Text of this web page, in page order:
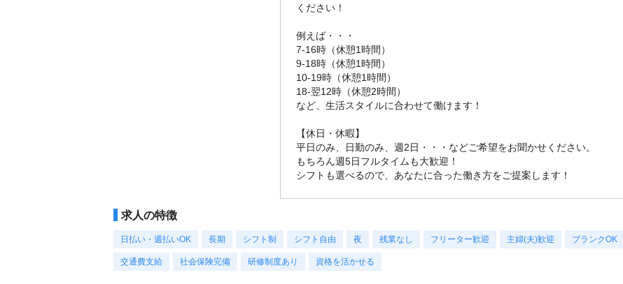
ください！
例えば・・・
7-16時（休憩1時間）
9-18時（休憩1時間）
10-19時（休憩1時間）
18-翌12時（休憩2時間）
など、生活スタイルに合わせて働けます！
【休日・休暇】
平日のみ、日勤のみ、週2日・・・などご希望をお聞かせください。
もちろん週5日フルタイムも大歓迎！
シフトも選べるので、あなたに合った働き方をご提案します！
求人の特徴
日払い・週払いOK 長期 シフト制 シフト自由 夜 残業なし フリーター歓迎 主婦(夫)歓迎 ブランクOK
交通費支給 社会保険完備 研修制度あり 資格を活かせる